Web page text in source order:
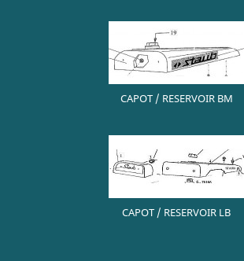
CAPOT / RESERVOIR BM
CAPOT / RESERVOIR LB